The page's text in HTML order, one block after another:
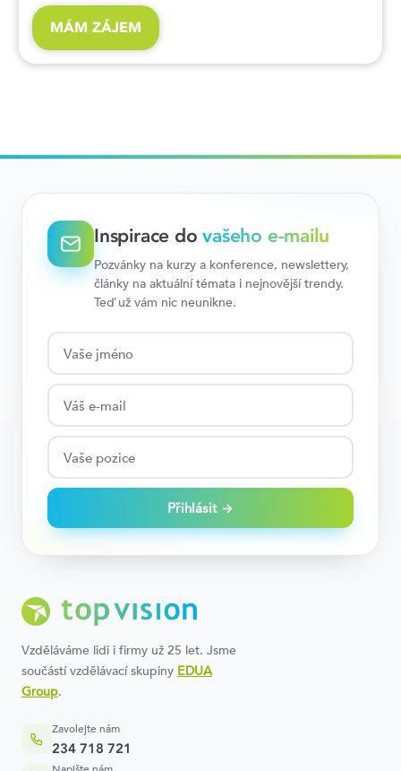
MÁM ZÁJEM
Inspirace dovašeho e-mailu
Pozvánky na kurzy a konference, newslettery,
články na aktuální témata i nejnovější trendy.
Teď už vám nic neunikne.
Přihlásit →
Vzděláváme lidi i firmy už 25 let. Jsme
součástí vzdělávací skupiny EDUA
Group.
Zavolejte nám
234 718 721